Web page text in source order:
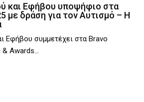
και Εφήβου υποψήφιο στα
με δράση για τον Αυτισμό – Η
Εφήβου συμμετέχει στα Bravo
Awards...